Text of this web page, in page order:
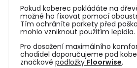
Pokud koberec pokládáte na
možné ho fixovat pomocí
Tím ochráníte parkety před
mohlo vzniknout použitím lepidla.
Pro dosažení maximálního
chodidel doporučujeme pod
značkové podložky Floorwise.